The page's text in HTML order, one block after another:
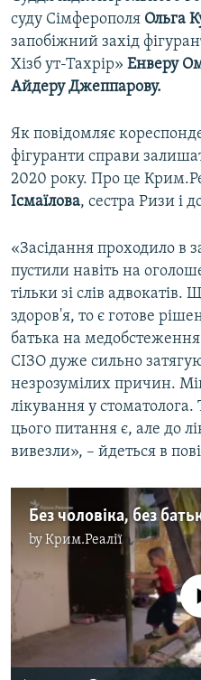
Усі сайти RFE/RL
суду Сімферополя Ольга
запобіжний захід
Хізб ут-Тахрір» Енверу
Айдеру Джеппарову.
Як повідомляє
фігуранти справи
2020 року. Про це
Ісмаїлова, сестра Ризи і
«Засідання проходило в
пустили навіть на
тільки зі слів адвокатів.
здоров'я, то є готове
батька на
СІЗО дуже сильно
незрозумілих причин.
лікування у
цього питання є, але до
вивезли», – йдеться в
byКрим.Реалії
No media